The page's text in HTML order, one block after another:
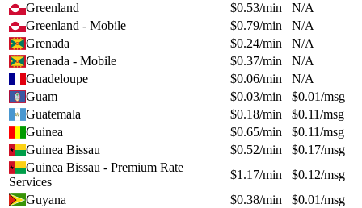
Greenland
$0.53/min
N/A
Greenland - Mobile
$0.79/min
N/A
Grenada
$0.24/min
N/A
Grenada - Mobile
$0.37/min
N/A
Guadeloupe
$0.06/min
N/A
Guam
$0.03/min $0.01/msg
Guatemala
$0.18/min $0.11/msg
Guinea
$0.65/min $0.11/msg
Guinea Bissau
$0.52/min $0.17/msg
Guinea Bissau - Premium Rate
Services
$1.17/min $0.12/msg
Guyana
$0.38/min $0.01/msg